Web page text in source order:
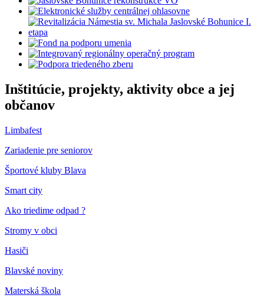
Inštitúcie, projekty, aktivity obce a jej
občanov
Limbafest
Zariadenie pre seniorov
Športové kluby Blava
Smart city
Ako triedime odpad ?
Stromy v obci
Hasiči
Blavské noviny
Materská škola